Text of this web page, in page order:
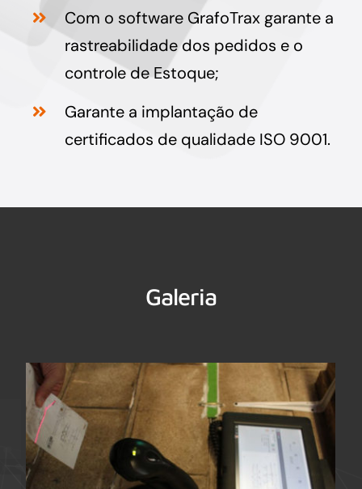
Com o software GrafoTrax garante a
rastreabilidade dos pedidos e o
controle de Estoque;
Garante a implantação de
certificados de qualidade ISO 9001.
Galeria